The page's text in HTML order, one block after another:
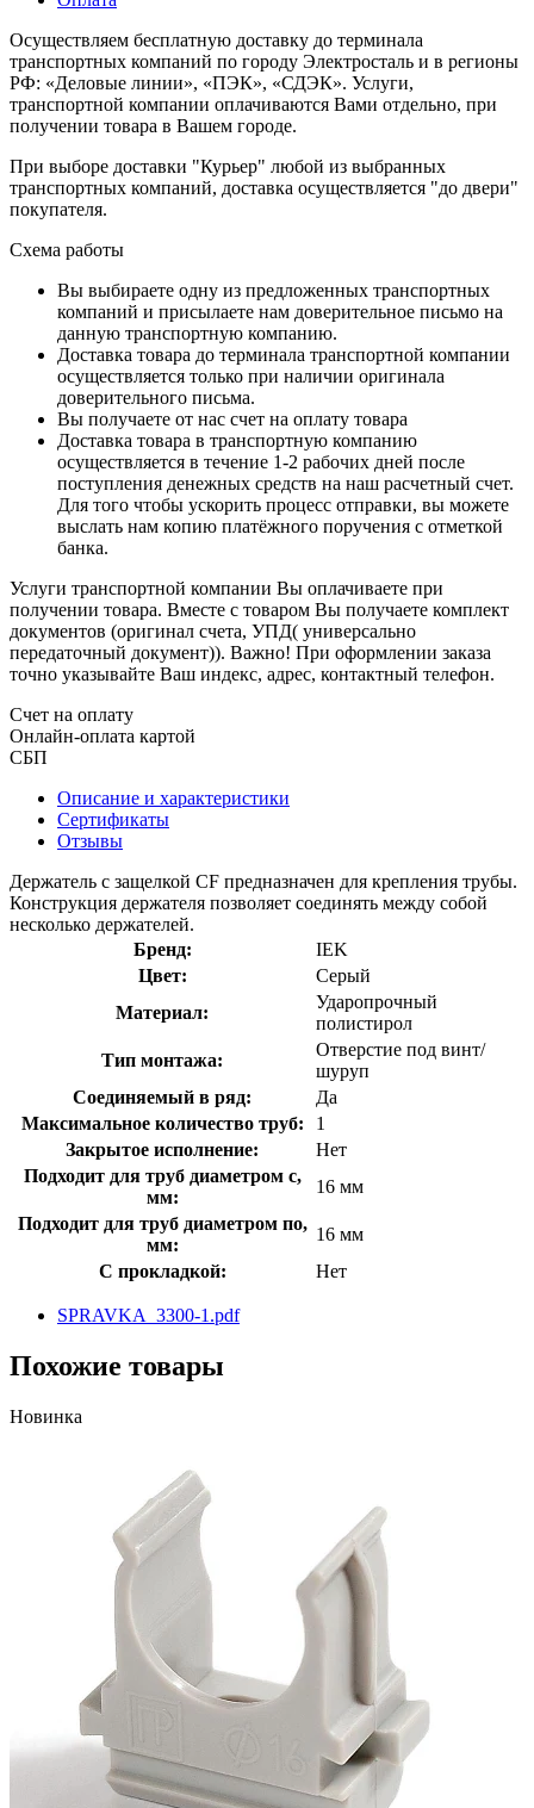
Осуществляем бесплатную доставку до терминала
транспортных компаний по городу Электросталь и в регионы
РФ: «Деловые линии», «ПЭК», «СДЭК». Услуги,
транспортной компании оплачиваются Вами отдельно, при
получении товара в Вашем городе.
При выборе доставки "Курьер" любой из выбранных
транспортных компаний, доставка осуществляется "до двери"
покупателя.
Схема работы
Вы выбираете одну из предложенных транспортных
компаний и присылаете нам доверительное письмо на
данную транспортную компанию.
Доставка товара до терминала транспортной компании
осуществляется только при наличии оригинала
доверительного письма.
Вы получаете от нас счет на оплату товара
Доставка товара в транспортную компанию
осуществляется в течение 1-2 рабочих дней после
поступления денежных средств на наш расчетный счет.
Для того чтобы ускорить процесс отправки, вы можете
выслать нам копию платёжного поручения с отметкой
банка.
Услуги транспортной компании Вы оплачиваете при
получении товара. Вместе с товаром Вы получаете комплект
документов (оригинал счета, УПД( универсально
передаточный документ)). Важно! При оформлении заказа
точно указывайте Ваш индекс, адрес, контактный телефон.
Счет на оплату
Онлайн-оплата картой
СБП
Описание и характеристики
Сертификаты
Отзывы
Держатель с защелкой CF предназначен для крепления трубы.
Конструкция держателя позволяет соединять между собой
несколько держателей.
Бренд:
IEK
Цвет:
Серый
Материал:
Ударопрочный
полистирол
Тип монтажа:
Отверстие под винт/
шуруп
Соединяемый в ряд:
Да
Максимальное количество труб:
1
Закрытое исполнение:
Нет
Подходит для труб диаметром с,
мм:
16 мм
Подходит для труб диаметром по,
мм:
16 мм
С прокладкой:
Нет
SPRAVKA_3300-1.pdf
Похожие товары
Новинка